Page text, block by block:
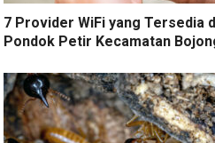
7 Provider WiFi yang Tersedia
Pondok Petir Kecamatan